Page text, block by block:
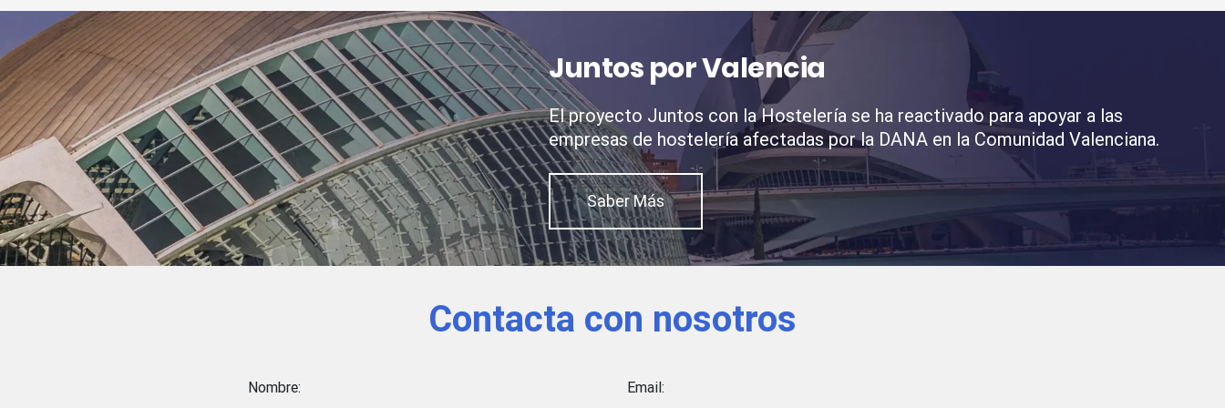
Juntos por Valencia
El proyecto Juntos con la Hostelería se ha reactivado para apoyar a las
empresas de hostelería afectadas por la DANA en la Comunidad Valenciana.
Saber Más
Contacta con nosotros
Nombre: Email: